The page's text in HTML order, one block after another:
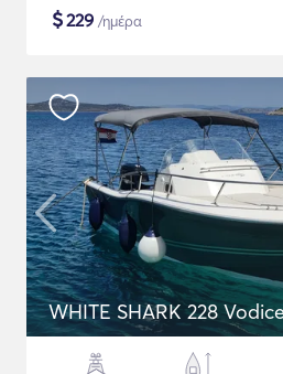
$229 /ημέρα
WHITE SHARK 228